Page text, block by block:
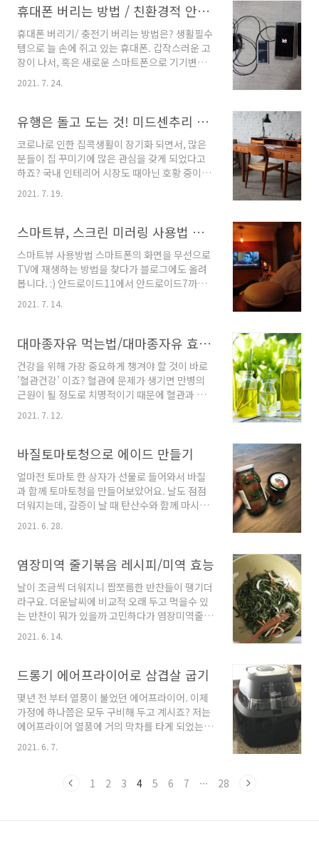
https..
의 사전적 설명은 이미 온라인 상에서 쉽게 찾아
볼 수 있으니, CSR → CSV → ESG로 이어지는
흐름이 궁금해 비교하며 살펴보았습니다. CSR,
CSV, 그리고 ESG CSR CSV ESG 정의
Corporate Social Responsibility Creating
Shared Value Environment, Social,
휴대폰 버리는 방법 / 친환경적 안전 폐기하기
휴대폰 버리기/ 충전기 버리는 방법은? 생활필수
템으로 늘 손에 쥐고 있는 휴대폰. 갑작스러운 고
장이 나서, 혹은 새로운 스마트폰으로 기기변경
을 하게 되면서 집에서 잠자게 된 휴대폰 공기기
들이 흔한데요. 오래된 휴대폰들을 정리하고 싶
다. 휴대폰 본체 뿐 아니라, 충전기, 배터리까지..
에 일조하는 것 같아 못하겠고.. ▶폐휴대폰의 중
금속과 유해물질로 인해 환경 오염이 발생하고
자원순환의 기회가 사라짐! 떨어트려 깨지거나
고장난 공기기라면 중고로 파는 것도 불가하고..
유출될 수 있음! 그래서 제가 실천한 폐기 방법은
"초기화 ..
2021. 7. 24.
유행은 돌고 도는 것! 미드센추리 모던 가구/경수진 인테리어/경수진 가구 브랜드
코로나로 인한 집콕생활이 장기화 되면서, 많은
분들이 집 꾸미기에 많은 관심을 갖게 되었다고
하죠? 국내 인테리어 시장도 때아닌 호황 중이라
고 하는데요, 오늘은 얼마전 '나혼자산다' 로 인해
다시한번 주목받고 있는 핫한 '미드센추리 모던
료한 요즘, 소소하게라도 집 분위기를 바꾸어보
고 싶었던 분이라면 주목해 주세요!^^ 미드센추
리 모던 스타일? 미드센추리 모던은 1940~1960
년대에 독일의 바우하우스 스타일과 미국의 인터
내셔널 스타일을 기반으로 유행했던 스타일을 일
컫습니다. 바우하우스는 건축/예술분야에 관심
가가 설립한 건축조형학교입니다. 바우하우스는
나치의 박해로 1..
2021. 7. 19.
스마트뷰, 스크린 미러링 사용법 알기
스마트뷰 사용방법 스마트폰의 화면을 무선으로
TV에 재생하는 방법을 찾다가 블로그에도 올려
봅니다. :) 안드로이드11에서 안드로이드7까지
사용 방법 차이는 없지만, OS종류에 따라 아이콘
디자인은 차이가 있어요. *삼성전자 서비스센터
는 스마트뷰 기준, TV연결방법을 살펴보면요. 스
마트뷰_안드로이드 11 / 10 OS 1) 스마트폰 상
단바를 아래로 내립니다. 2) 알림창에서 'Smart
View' 스마트뷰를 클릭하고 실행합니다. 3) 연결
할 기기(TV 모델)를 선택합니다. '지금 시작'을
클릭해줍니다. 이후 TV화면 상단에 스마트폰 닉
드로이드 9 OS 1) 스마트폰..
2021. 7. 14.
대마종자유 먹는법/대마종자유 효능 알려드려요~
건강을 위해 가장 중요하게 챙겨야 할 것이 바로
'혈관건강' 이죠? 혈관에 문제가 생기면 만병의
근원이 될 정도로 치명적이기 때문에 혈관과 혈
이런 혈관건강을 위해 불포화지방산의 꾸준한 섭
고 계신 것 처럼 혈액 안의 콜레스테롤을 몸 밖으
로 배출해 내는 역할을 하기 때문에 고지혈증과
같은 혈관질환을 막아주는 역할을 한답니다. 그
럼 불포화지방산을 어떻게 섭취하면 좋을까요?
오늘은 불포화지방산이 풍부하게 들어있는 '대마
종자유'에 대해 소개해 드리려고 합니다. 요즘 건
취법에 대해서도 함께 소개해 볼께요. ^^ 대마종
자유란? '대마' 라..
2021. 7. 12.
바질토마토청으로 에이드 만들기
얼마전 토마토 한 상자가 선물로 들어와서 바질
과 함께 토마토청을 만들어보았어요. 날도 점점
더워지는데, 갈증이 날 때 탄산수와 함께 마시니
이 계절에 자주 손이가게 될 바질토마토청 담그
비물은 매우 간단하답니다. 아래 재료만 준비해
주심 되요. ^^ - 방울 토마토 500g, 바질(한팩),
레몬1개, 설탕 454g & 탄산수 (에이드 만들때 필
요해요!) 바질토마토청 만들기 1. 바질과 방울토
마토 세척, 레몬 슬라이스 바질을 먼저 깨끗하게
씻어 말려주세요. 요즘은 마트에 판매하는 채소
한번 깨끗하고 꼼꼼하게 세척 후 말려주심 됩니
다...
2021. 6. 28.
염장미역 줄기볶음 레시피/미역 효능
날이 조금씩 더워지니 짭쪼름한 반찬들이 땡기더
라구요. 더운날씨에 비교적 오래 두고 먹을수 있
는 반찬이 뭐가 있을까 고민하다가 염장미역줄기
볶음을 해보았어요. 비교적 만들기도 쉽고 고소
하면서 짭쪼롬해서 다른 반찬들과 잘 어우러지더
장미역줄기볶음 한번 만들어 보세요~ 미역줄기
들기름 올리고당 맛술 미역줄기볶음 만드는 법 1.
염장미역 씻어 소금기 제거하기 염장된 미역은
보시는 것처럼 소금기가 있어 매우매우 짜답니
다. 그래서 씻어서 소금기를 제거해 주셔야하는
맛이 나니, 싱겁게 드시는 분들은 더 오래 물에 담
2021. 6. 14.
드롱기 에어프라이어로 삼겹살 굽기
몇년 전 부터 열풍이 불었던 에어프라이어. 이제
가정에 하나쯤은 모두 구비해 두고 계시죠? 저는
에어프라이어 열풍에 거의 막차를 타게 되었는데
요, 우연히 보게 된 통삼겹살 사진 한장 때문이었
답니다.ㅎㅎ 노릇노릇하게 에어프라이어안에서
꼭 해먹어봐야겠어!!' 란 생각으로 구입하게 되었
2021. 6. 7.
1 2 3 4 5 6 7 ··· 28